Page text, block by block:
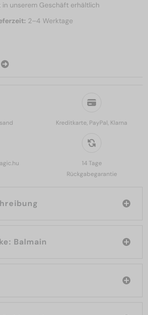
Kreditkarte, PayPal, Klarna
14 Tage
Rückgabegarantie
Über die Marke: Balmain
in unserem Geschäft erhältlich
2–4 Werktage